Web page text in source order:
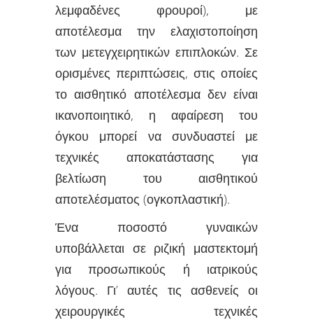
λεμφαδένες φρουροί), με
αποτέλεσμα την ελαχιστοποίηση
των μετεγχειρητικών επιπλοκών. Σε
ορισμένες περιπτώσεις, στις οποίες
το αισθητικό αποτέλεσμα δεν είναι
ικανοποιητικό, η αφαίρεση του
όγκου μπορεί να συνδυαστεί με
τεχνικές αποκατάστασης για
βελτίωση του αισθητικού
αποτελέσματος (ογκοπλαστική).
Ένα ποσοστό γυναικών
υποβάλλεται σε ριζική μαστεκτομή
για προσωπικούς ή ιατρικούς
λόγους. Γι’ αυτές τις ασθενείς οι
χειρουργικές τεχνικές